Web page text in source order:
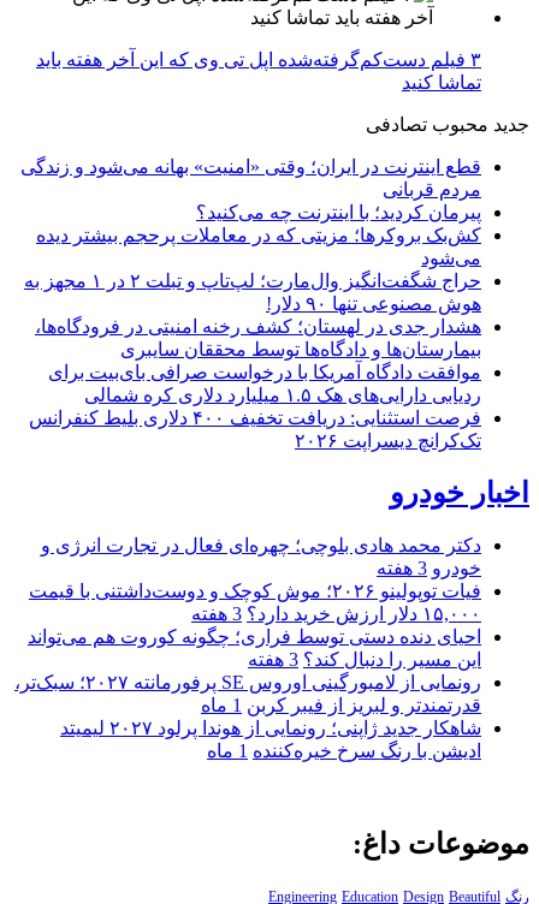
۳ فیلم دست‌کم‌گرفته‌شده اپل تی وی که این آخر هفته باید
تماشا کنید
جدید محبوب تصادفی
قطع اینترنت در ایران؛ وقتی «امنیت» بهانه می‌شود و زندگی
مردم قربانی
پیرمان کردید؛ با اینترنت چه می‌کنید؟
کش‌بک بروکرها؛ مزیتی که در معاملات پرحجم بیشتر دیده
می‌شود
حراج شگفت‌انگیز وال‌مارت؛ لپ‌تاپ و تبلت ۲ در ۱ مجهز به
هوش مصنوعی تنها ۹۰ دلار!
هشدار جدی در لهستان؛ کشف رخنه امنیتی در فرودگاه‌ها،
بیمارستان‌ها و دادگاه‌ها توسط محققان سایبری
موافقت دادگاه آمریکا با درخواست صرافی بای‌بیت برای
ردیابی دارایی‌های هک ۱.۵ میلیارد دلاری کره شمالی
فرصت استثنایی: دریافت تخفیف ۴۰۰ دلاری بلیط کنفرانس
تک‌کرانچ دیسراپت ۲۰۲۶
اخبار خودرو
دکتر محمد هادی بلوچی؛ چهره‌ای فعال در تجارت انرژی و
خودرو 3 هفته
فیات توپولینو ۲۰۲۶؛ موش کوچک و دوست‌داشتنی با قیمت
۱۵,۰۰۰ دلار ارزش خرید دارد؟
3 هفته
احیای دنده دستی توسط فراری؛ چگونه کوروت هم می‌تواند
این مسیر را دنبال کند؟ 3 هفته
رونمایی از لامبورگینی اوروس SE پرفورمانته ۲۰۲۷؛ سبک‌تر،
قدرتمندتر و لبریز از فیبر کربن 1 ماه
شاهکار جدید ژاپنی؛ رونمایی از هوندا پرلود ۲۰۲۷ لیمیتد
ادیشن با رنگ سرخ خیره‌کننده 1 ماه
موضوعات داغ:
رنگ Engineering Education Design Beautiful